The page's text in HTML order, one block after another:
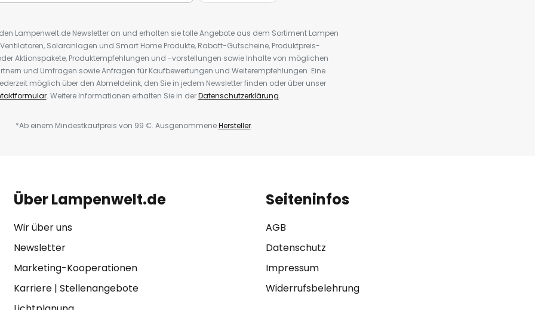
Lampenwelt.de Newsletter an und erhalten sie tolle Angebote aus dem Sortiment Lampen
Solaranlagen und Smart Home Produkte, Rabatt-Gutscheine, Produktpreis-
Aktionspakete, Produktempfehlungen und -vorstellungen sowie Inhalte von möglichen
und Umfragen sowie Anfragen für Kaufbewertungen und Weiterempfehlungen. Eine
möglich über den Abmeldelink, den Sie in jedem Newsletter finden oder über unser
. Weitere Informationen erhalten Sie in derDatenschutzerklärung.
*Ab einem Mindestkaufpreis von 99 €. AusgenommeneHersteller.
Über Lampenwelt.de
Wir über uns
Newsletter
Marketing-Kooperationen
Karriere| Stellenangebote
Seiteninfos
AGB
Datenschutz
Impressum
Widerrufsbelehrung